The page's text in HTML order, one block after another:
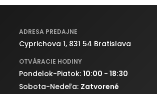
ADRESA PREDAJNE
Cyprichova 1, 831 54 Bratislava
OTVÁRACIE HODINY
Pondelok-Piatok: 10:00 - 18:30
Sobota-Nedeľa: Zatvorené